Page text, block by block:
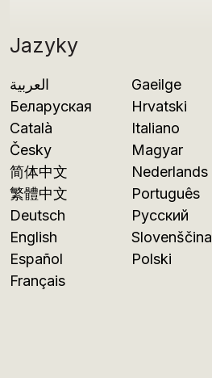
Jazyky
العربية
Беларуская
Català
Česky
简体中文
繁體中文
Deutsch
English
Español
Français
Gaeilge
Hrvatski
Italiano
Magyar
Nederlands
Português
Русский
Slovenščina
Polski